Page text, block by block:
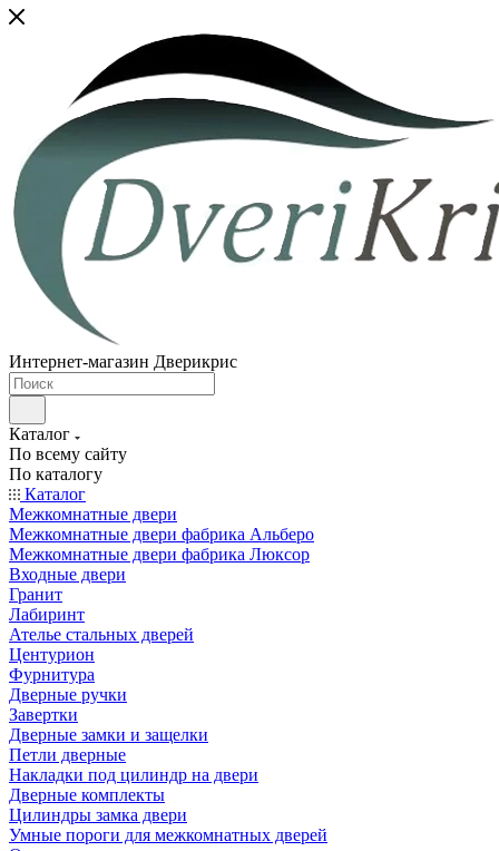
Интернет-магазин Дверикрис
Каталог
По всему сайту
По каталогу
Каталог
Межкомнатные двери
Межкомнатные двери фабрика Альберо
Межкомнатные двери фабрика Люксор
Входные двери
Гранит
Лабиринт
Ателье стальных дверей
Центурион
Фурнитура
Дверные ручки
Завертки
Дверные замки и защелки
Петли дверные
Накладки под цилиндр на двери
Дверные комплекты
Цилиндры замка двери
Умные пороги для межкомнатных дверей